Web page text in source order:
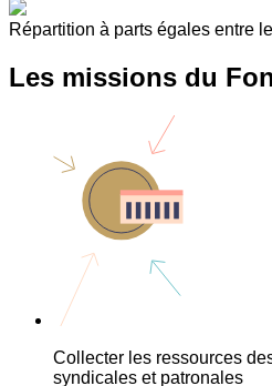
Répartition à parts égales entre
Les missions du
Collecter les ressources
syndicales et patronales